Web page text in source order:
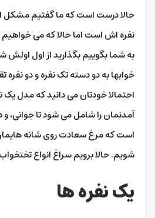
حالا درست است که ما گفتیم مشکل
نفره اش است اما حالا که می
به شما بگوییم بگذارید از اول
خوابها به دو دسته تک نفره و دو
احتمالا خودتان می دانید که مدل یک
آمدنمان را شامل می شود تا جوانی، و
است که مرغ سعادت روی شانه
شویم. حالا برویم سراغ انواع
یک نفره ها